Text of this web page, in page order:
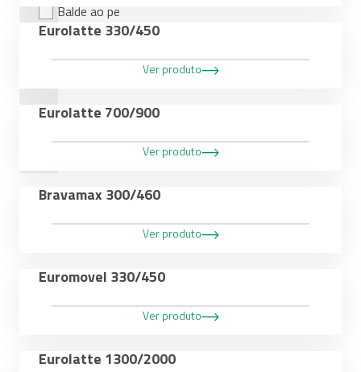
Balde ao pe
Unidades
Eurolatte 330/450
Ver produto
Eurolatte 700/900
Ver produto
Bravamax 300/460
Ver produto
Euromovel 330/450
Ver produto
Eurolatte 1300/2000